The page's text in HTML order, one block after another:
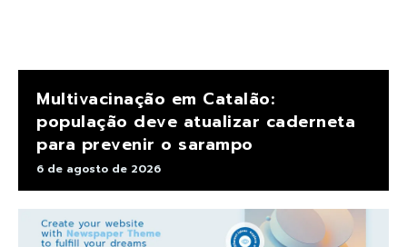
Multivacinação em Catalão:
população deve atualizar caderneta
para prevenir o sarampo
6 de agosto de 2026